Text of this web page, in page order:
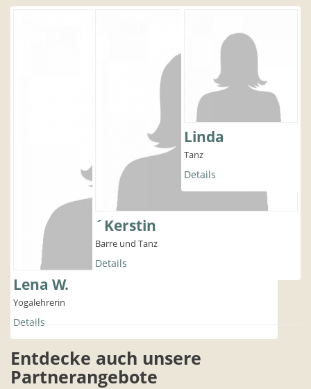
Lena W.
Yogalehrerin
Details
´Kerstin
Barre und Tanz
Details
Linda
Tanz
Details
Entdecke auch unsere
Partnerangebote